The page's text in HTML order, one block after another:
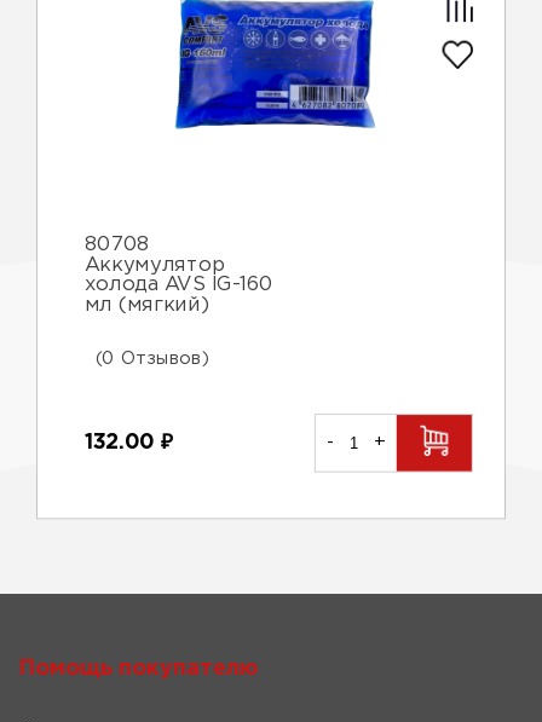
80708
Аккумулятор
холода AVS IG-160
мл (мягкий)
(0 Отзывов)
132.00 ₽ - +
Помощь покупателю